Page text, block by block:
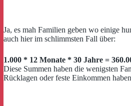
Ja, es mah Familien geben wo einige
auch hier im schlimmsten Fall über:
1.000 * 12 Monate * 30 Jahre =
Diese Summen haben die wenigsten
Rücklagen oder feste Einkommen